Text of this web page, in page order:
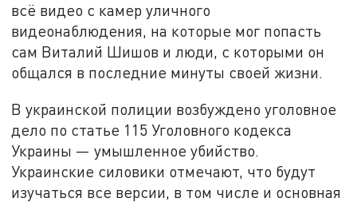
всё видео с камер уличного
видеонаблюдения, на которые мог попасть
сам Виталий Шишов и люди, с которыми он
общался в последние минуты своей жизни.
В украинской полиции возбуждено уголовное
дело по статье 115 Уголовного кодекса
Украины — умышленное убийство.
Украинские силовики отмечают, что будут
изучаться все версии, в том числе и основная